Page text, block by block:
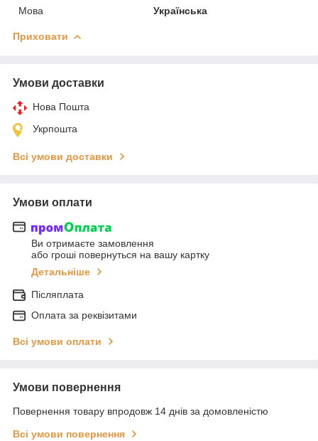
Мова
Українська
Приховати
Умови доставки
Нова Пошта
Укрпошта
Всі умови доставки
Умови оплати
Ви отримаєте замовлення
або гроші повернуться на вашу картку
Детальніше
Післяплата
Оплата за реквізитами
Всі умови оплати
Умови повернення
Повернення товару впродовж 14 днів за домовленістю
Всі умови повернення